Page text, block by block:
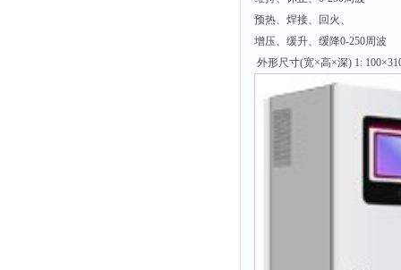
预热、焊接、回火、
增压、缓升、缓降0-250周波
外形尺寸(宽×高×深) 1: